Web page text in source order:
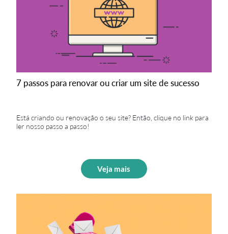
7 passos para renovar ou criar um site de sucesso
Está criando ou renovação o seu site? Então, clique no link para
ler nosso passo a passo!
Veja mais